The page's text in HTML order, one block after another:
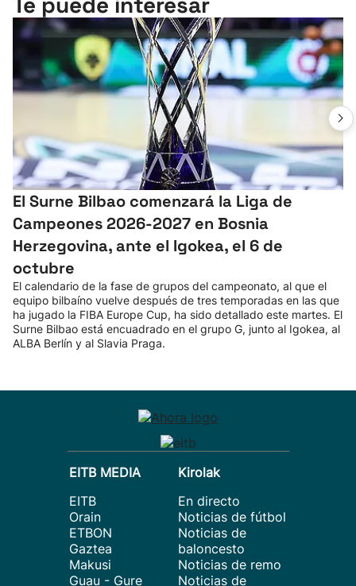
El Surne Bilbao comenzará la Liga de
Campeones 2026-2027 en Bosnia
Herzegovina, ante el Igokea, el 6 de
octubre
El calendario de la fase de grupos del campeonato, al que el
equipo bilbaíno vuelve después de tres temporadas en las que
ha jugado la FIBA Europe Cup, ha sido detallado este martes. El
Surne Bilbao está encuadrado en el grupo G, junto al Igokea, al
ALBA Berlín y al Slavia Praga.
EITB MEDIA
EITB
Orain
ETBON
Gaztea
Makusi
Guau - Gure
Kirolak
En directo
Noticias de fútbol
Noticias de
baloncesto
Noticias de remo
Noticias de